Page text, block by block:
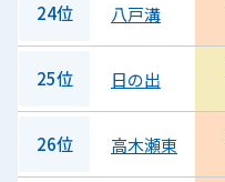
24位 八戸溝
25位 日の出
26位 高木瀬東